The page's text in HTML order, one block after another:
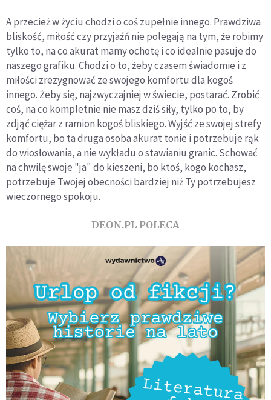
A przecież w życiu chodzi o coś zupełnie innego. Prawdziwa
bliskość, miłość czy przyjaźń nie polegają na tym, że robimy
tylko to, na co akurat mamy ochotę i co idealnie pasuje do
naszego grafiku. Chodzi o to, żeby czasem świadomie i z
miłości zrezygnować ze swojego komfortu dla kogoś
innego. Żeby się, najzwyczajniej w świecie, postarać. Zrobić
coś, na co kompletnie nie masz dziś siły, tylko po to, by
zdjąć ciężar z ramion kogoś bliskiego. Wyjść ze swojej strefy
komfortu, bo ta druga osoba akurat tonie i potrzebuje rąk
do wiosłowania, a nie wykładu o stawianiu granic. Schować
na chwilę swoje "ja" do kieszeni, bo ktoś, kogo kochasz,
potrzebuje Twojej obecności bardziej niż Ty potrzebujesz
wieczornego spokoju.
DEON.PL POLECA